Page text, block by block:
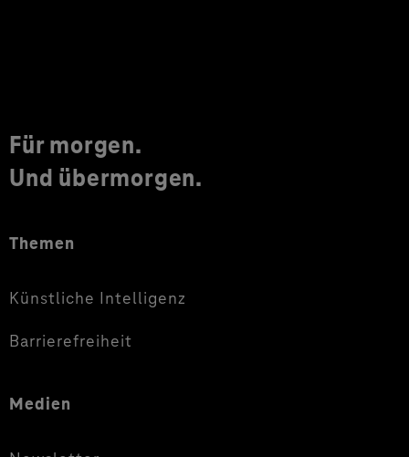
Für morgen.
Und übermorgen.
Themen
Künstliche Intelligenz
Barrierefreiheit
Medien